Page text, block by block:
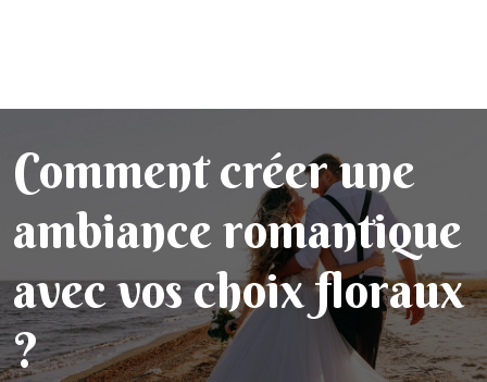
Comment créer une
ambiance romantique
avec vos choix floraux
?